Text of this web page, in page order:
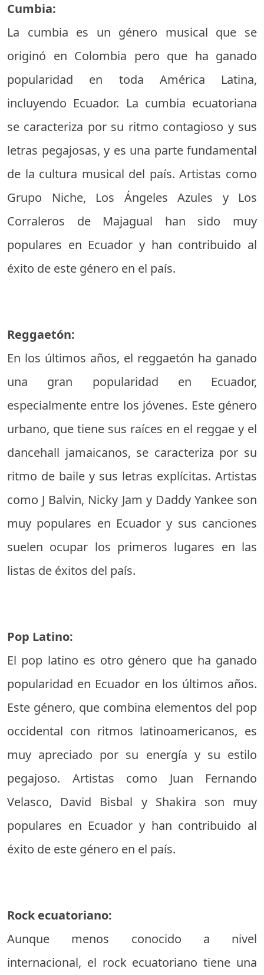
Cumbia:
La cumbia es un género musical que se
originó en Colombia pero que ha ganado
popularidad en toda América Latina,
incluyendo Ecuador. La cumbia ecuatoriana
se caracteriza por su ritmo contagioso y sus
letras pegajosas, y es una parte fundamental
de la cultura musical del país. Artistas como
Grupo Niche, Los Ángeles Azules y Los
Corraleros de Majagual han sido muy
populares en Ecuador y han contribuido al
éxito de este género en el país.
Reggaetón:
En los últimos años, el reggaetón ha ganado
una gran popularidad en Ecuador,
especialmente entre los jóvenes. Este género
urbano, que tiene sus raíces en el reggae y el
dancehall jamaicanos, se caracteriza por su
ritmo de baile y sus letras explícitas. Artistas
como J Balvin, Nicky Jam y Daddy Yankee son
muy populares en Ecuador y sus canciones
suelen ocupar los primeros lugares en las
listas de éxitos del país.
Pop Latino:
El pop latino es otro género que ha ganado
popularidad en Ecuador en los últimos años.
Este género, que combina elementos del pop
occidental con ritmos latinoamericanos, es
muy apreciado por su energía y su estilo
pegajoso. Artistas como Juan Fernando
Velasco, David Bisbal y Shakira son muy
populares en Ecuador y han contribuido al
éxito de este género en el país.
Rock ecuatoriano:
Aunque menos conocido a nivel
internacional, el rock ecuatoriano tiene una